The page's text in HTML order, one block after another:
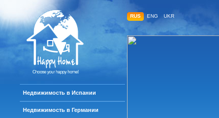
Недвижимость в Испании
Недвижимость в Германии
RUS ENG UKR